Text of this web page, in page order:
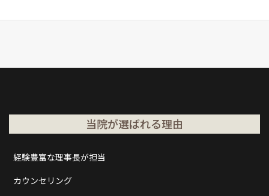
当院が選ばれる理由
経験豊富な理事長が担当
カウンセリング